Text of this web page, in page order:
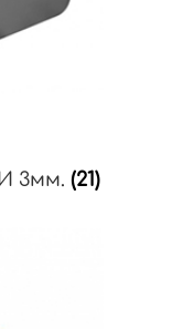
3мм. (21)